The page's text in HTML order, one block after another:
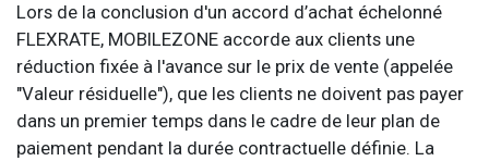
Lors de la conclusion d'un accord d’achat échelonné
FLEXRATE, MOBILEZONE accorde aux clients une
réduction fixée à l'avance sur le prix de vente (appelée
"Valeur résiduelle"), que les clients ne doivent pas payer
dans un premier temps dans le cadre de leur plan de
paiement pendant la durée contractuelle définie. La